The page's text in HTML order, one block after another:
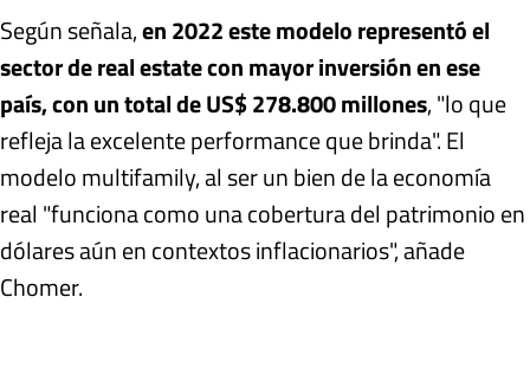
Según señala,en 2022 este modelo representó el
sector de real estate con mayor inversión en ese
país, con un total de US$ 278.800 millones, "lo que
refleja la excelente performance que brinda". El
modelo multifamily, al ser un bien de la economía
real "funciona como una cobertura del patrimonio en
dólares aún en contextos inflacionarios", añade
Chomer.